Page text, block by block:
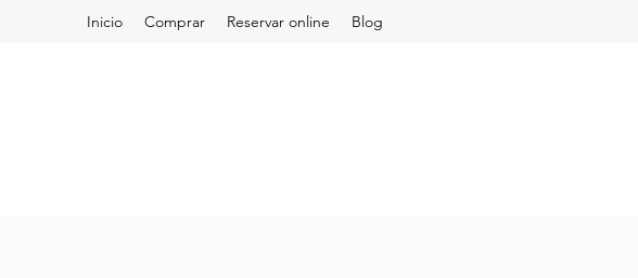
Inicio Comprar Reservar online Blog